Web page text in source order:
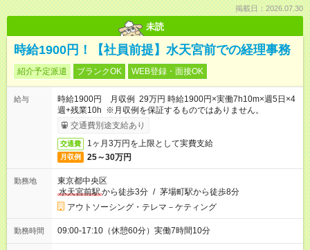
掲載日：2026.07.30
未読
時給1900円！【社員前提】水天宮前での経理事務
紹介予定派遣 ブランクOK WEB登録・面接OK
給与
時給1900円 月収例 29万円 時給1900円×実働7h10m×週5日×4
週+残業10h ※月収例を保証するものではありません。
交通費別途支給あり
交通費 1ヶ月3万円を上限として実費支給
月収例 25～30万円
勤務地
東京都中央区
水天宮前駅から徒歩3分 / 茅場町駅から徒歩8分
アウトソーシング・テレマ－ケティング
勤務時間 09:00-17:10（休憩60分）実働7時間10分